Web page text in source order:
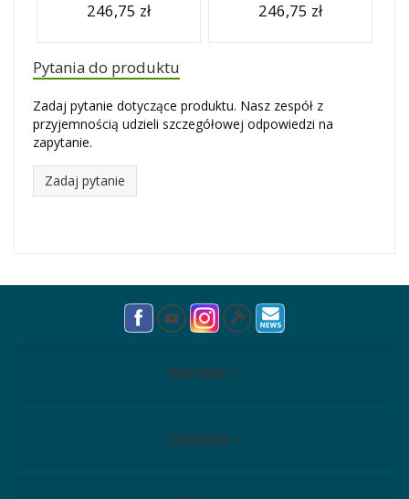
246,75 zł 246,75 zł
Pytania do produktu
Zadaj pytanie dotyczące produktu. Nasz zespół z
przyjemnością udzieli szczegółowej odpowiedzi na
zapytanie.
Zadaj pytanie
Meridian
Edukacja